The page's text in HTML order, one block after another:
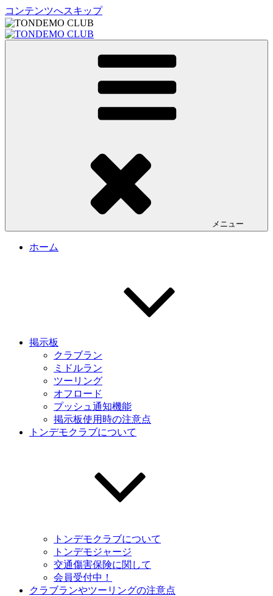
コンテンツへスキップ
トンデモクラブ公式サイト
メニュー
ホーム
掲示板
クラブラン
ミドルラン
ツーリング
オフロード
プッシュ通知機能
掲示板使用時の注意点
トンデモクラブについて
トンデモクラブについて
トンデモジャージ
交通傷害保険に関して
会員受付中！
クラブランやツーリングの注意点